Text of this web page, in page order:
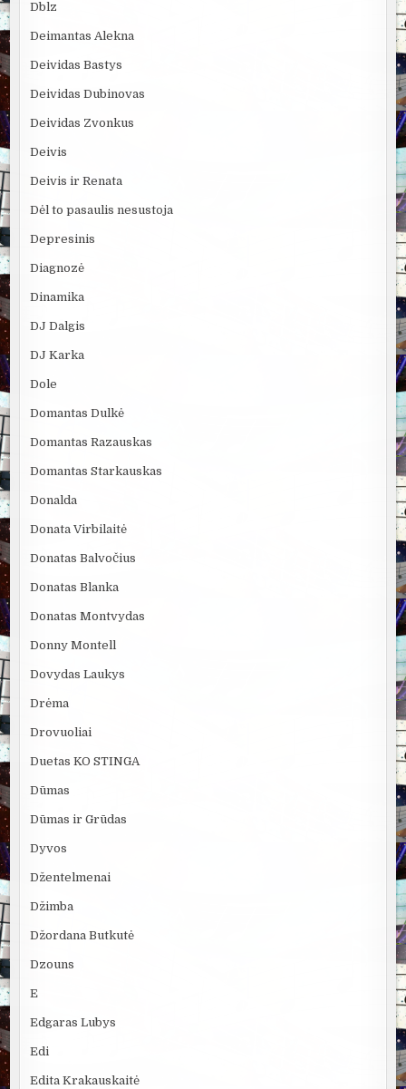
Dblz
Deimantas Alekna
Deividas Bastys
Deividas Dubinovas
Deividas Zvonkus
Deivis
Deivis ir Renata
Dėl to pasaulis nesustoja
Depresinis
Diagnozė
Dinamika
DJ Dalgis
DJ Karka
Dole
Domantas Dulkė
Domantas Razauskas
Domantas Starkauskas
Donalda
Donata Virbilaitė
Donatas Balvočius
Donatas Blanka
Donatas Montvydas
Donny Montell
Dovydas Laukys
Drėma
Drovuoliai
Duetas KO STINGA
Dūmas
Dūmas ir Grūdas
Dyvos
Džentelmenai
Džimba
Džordana Butkutė
Dzouns
E
Edgaras Lubys
Edi
Edita Krakauskaitė